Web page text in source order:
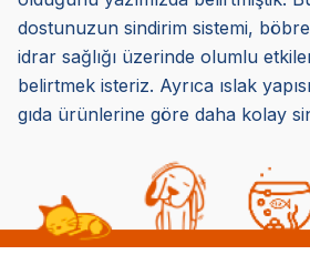
dostunuzun sindirim sistemi,
idrar sağlığı üzerinde olumlu
belirtmek isteriz. Ayrıca ıslak
gıda ürünlerine göre daha kolay